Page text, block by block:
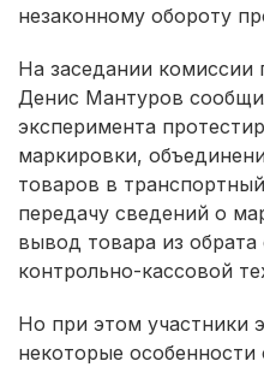
незаконному обороту
На заседании комиссии
Денис Мантуров
эксперимента
маркировки,
товаров в
передачу сведений о
вывод товара из обрата
контрольно-кассовой
Но при этом участники
некоторые